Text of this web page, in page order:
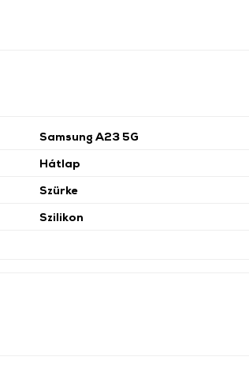
Samsung A23 5G
Hátlap
Szürke
Szilikon